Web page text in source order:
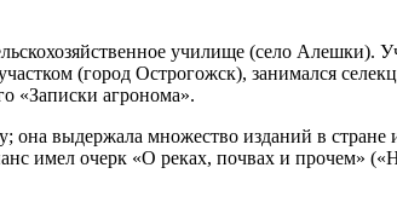
училище (село Алешки).
(город Острогожск), занимался
«Записки агронома».
она выдержала множество изданий в стране
имел очерк «О реках, почвах и прочем»